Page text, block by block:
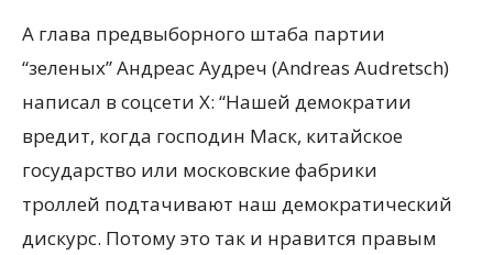
А глава предвыборного штаба партии
“зеленых” Андреас Аудреч (Andreas Audretsch)
написал в соцсети X: “Нашей демократии
вредит, когда господин Маск, китайское
государство или московские фабрики
троллей подтачивают наш демократический
дискурс. Потому это так и нравится правым